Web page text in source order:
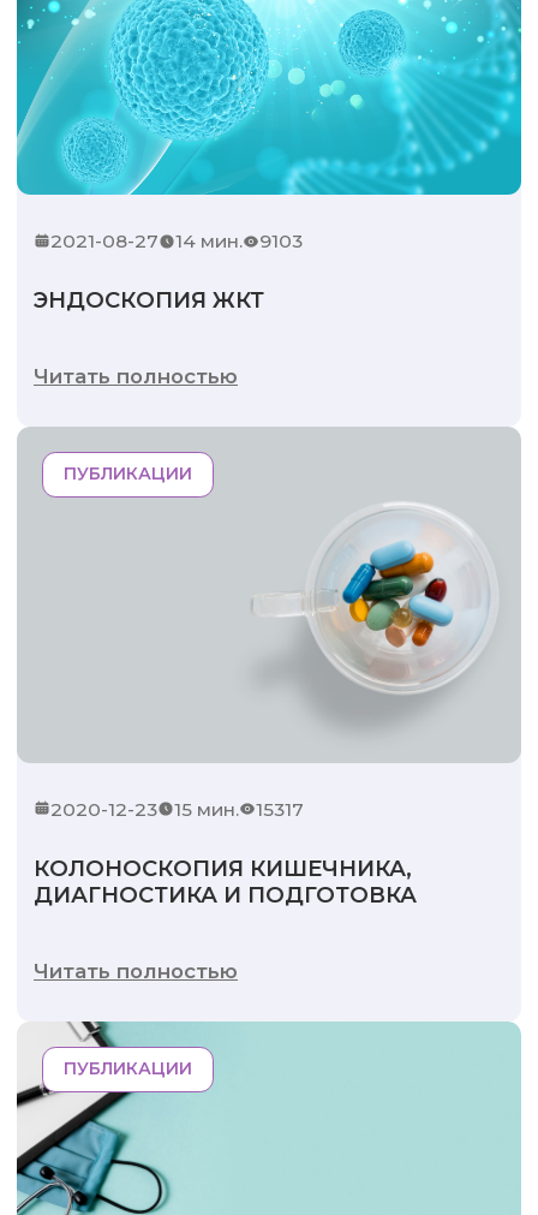
2021-08-27 14 мин. 9103
ЭНДОСКОПИЯ ЖКТ
Читать полностью
ПУБЛИКАЦИИ
2020-12-23 15 мин. 15317
КОЛОНОСКОПИЯ КИШЕЧНИКА,
ДИАГНОСТИКА И ПОДГОТОВКА
Читать полностью
ПУБЛИКАЦИИ